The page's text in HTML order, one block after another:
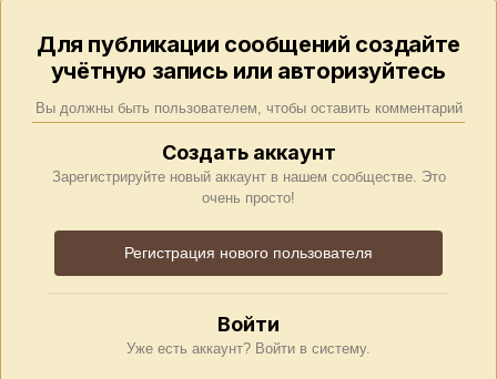
Для публикации сообщений создайте
учётную запись или авторизуйтесь
Вы должны быть пользователем, чтобы оставить комментарий
Создать аккаунт
Зарегистрируйте новый аккаунт в нашем сообществе. Это
очень просто!
Регистрация нового пользователя
Войти
Уже есть аккаунт? Войти в систему.